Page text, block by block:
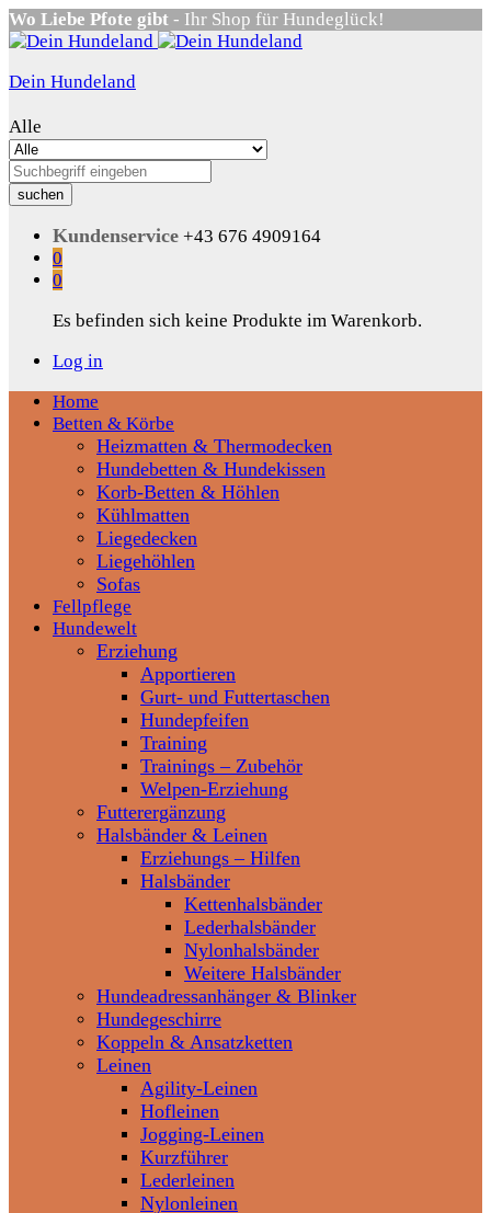
Wo Liebe Pfote gibt - Ihr Shop für Hundeglück!
Dein Hundeland
Alle
suchen
Kundenservice +43 676 4909164
0
0
Es befinden sich keine Produkte im Warenkorb.
Log in
Home
Betten & Körbe
Heizmatten & Thermodecken
Hundebetten & Hundekissen
Korb-Betten & Höhlen
Kühlmatten
Liegedecken
Liegehöhlen
Sofas
Fellpflege
Hundewelt
Erziehung
Apportieren
Gurt- und Futtertaschen
Hundepfeifen
Training
Trainings – Zubehör
Welpen-Erziehung
Futterergänzung
Halsbänder & Leinen
Erziehungs – Hilfen
Halsbänder
Kettenhalsbänder
Lederhalsbänder
Nylonhalsbänder
Weitere Halsbänder
Hundeadressanhänger & Blinker
Hundegeschirre
Koppeln & Ansatzketten
Leinen
Agility-Leinen
Hofleinen
Jogging-Leinen
Kurzführer
Lederleinen
Nylonleinen